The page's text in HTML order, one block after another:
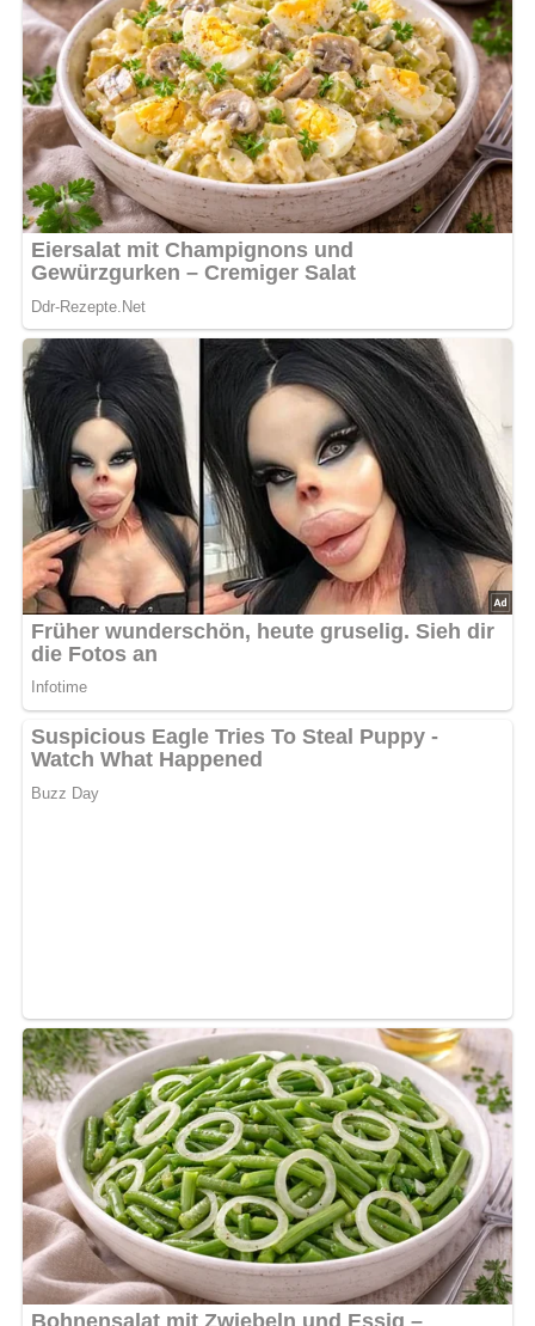
Dieses Rezept bei Pinterest
merken
bewerten
5/5 (8 Bewertung)